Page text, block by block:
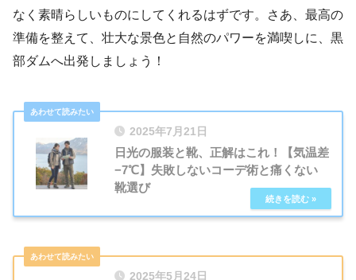
なく素晴らしいものにしてくれるはずです。さあ、最高の
準備を整えて、壮大な景色と自然のパワーを満喫しに、黒
部ダムへ出発しましょう！
2025年7月21日
日光の服装と靴、正解はこれ！【気温差
−7℃】失敗しないコーデ術と痛くない
靴選び
2025年5月24日